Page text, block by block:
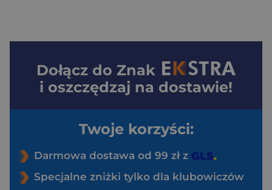
Dołącz do Znak
i oszczędzaj na dostawie!
Twoje korzyści:
Darmowa dostawa od 99 zł z
Specjalne zniżki tylko dla klubowiczów